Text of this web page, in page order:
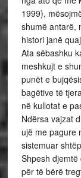
1999),
shumë antarë,
histori janë
Ata sëbashku
meshkujt e
punët e
bagëtive të
në kullotat e
Ndërsa vajzat
ujë me pagure
sistemuar
Shpesh
për të bërë